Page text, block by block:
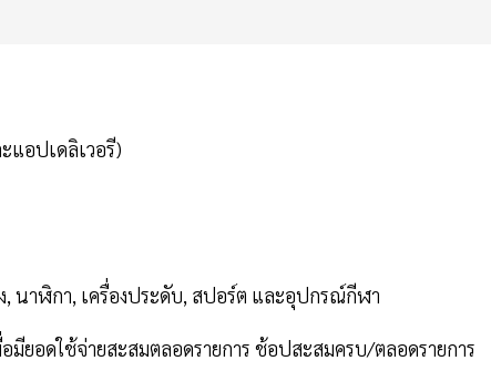
แอปเดลิเวอรี)
, นาฬิกา, เครื่องประดับ, สปอร์ต และอุปกรณ์กีฬา
มียอดใช้จ่ายสะสมตลอดรายการ ช้อปสะสมครบ/ตลอดรายการ